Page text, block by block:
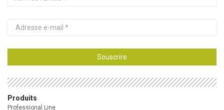
Adresse
Souscrire
Produits
Professional Line